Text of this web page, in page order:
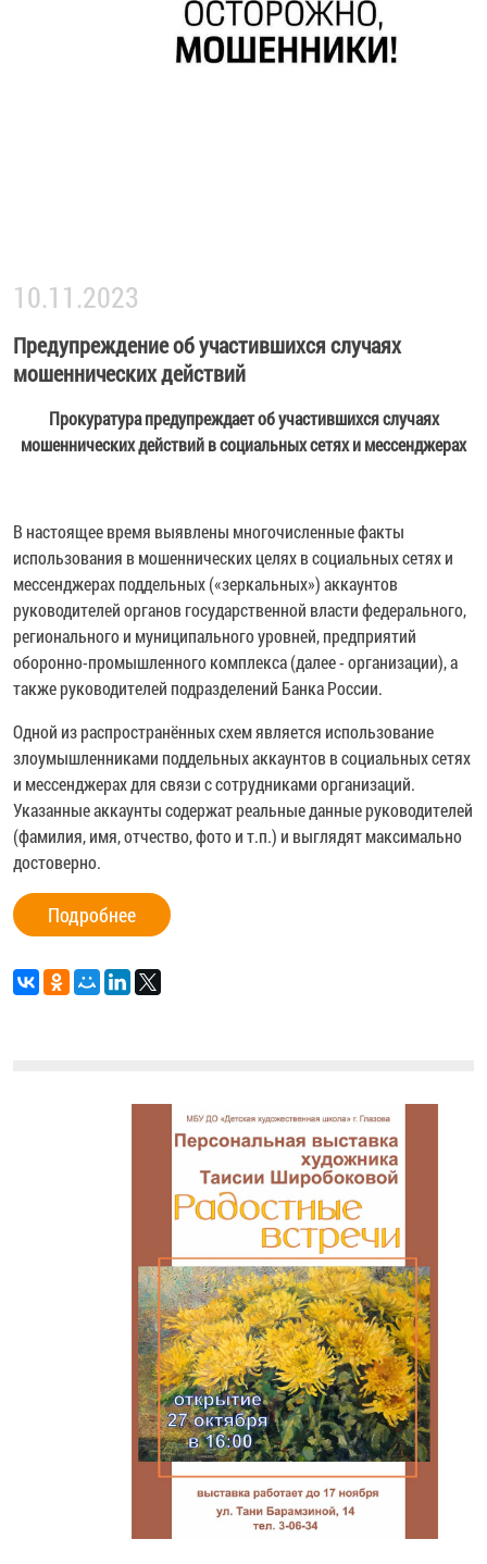
10.11.2023
Предупреждение об участившихся случаях
мошеннических действий
Прокуратура предупреждает об участившихся случаях
мошеннических действий в социальных сетях и мессенджерах
В настоящее время выявлены многочисленные факты
использования в мошеннических целях в социальных сетях и
мессенджерах поддельных («зеркальных») аккаунтов
руководителей органов государственной власти федерального,
регионального и муниципального уровней, предприятий
оборонно-промышленного комплекса (далее - организации), а
также руководителей подразделений Банка России.
Одной из распространённых схем является использование
злоумышленниками поддельных аккаунтов в социальных сетях
и мессенджерах для связи с сотрудниками организаций.
Указанные аккаунты содержат реальные данные руководителей
(фамилия, имя, отчество, фото и т.п.) и выглядят максимально
достоверно.
Подробнее